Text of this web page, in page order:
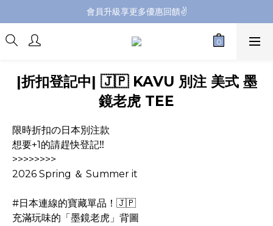
會員升級享更多優惠回饋✌️
會員升級享更多優惠回饋✌️
FB海外連線社團開放加入中📢
會員升級享更多優惠回饋✌️
|折扣登記中| 🇯🇵 KAVU 別注 美式 墨
鏡老虎 TEE
限時折扣の日本別注款
想要+1的請趕快登記‼️
>>>>>>>>
2026 Spring ＆ Summer it
#日本連線的寶藏單品！🇯🇵
充滿玩味的「墨鏡老虎」背圖